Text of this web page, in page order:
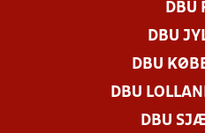
DBU
DBU
DBU
DBU
DBU